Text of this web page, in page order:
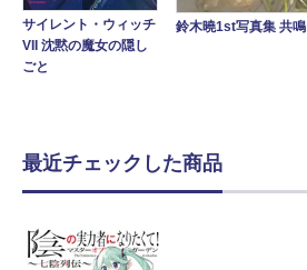
サイレント・ウィッチ
VII 沈黙の魔女の隠し
ごと
鈴木曉1st写真集 共鳴
最近チェックした商品